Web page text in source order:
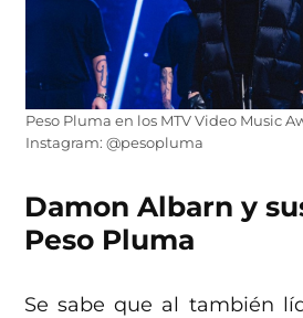
Peso Pluma en los MTV Video Music
Instagram: @pesopluma
Damon Albarn y
Peso Pluma
Se sabe que al también